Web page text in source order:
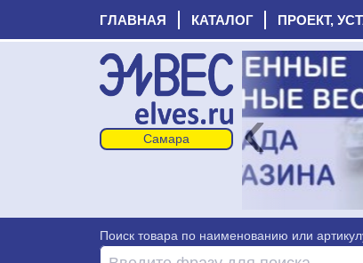
ГЛАВНАЯ КАТАЛОГ ПРОЕКТ,
‹
Поиск товара по наименованию или